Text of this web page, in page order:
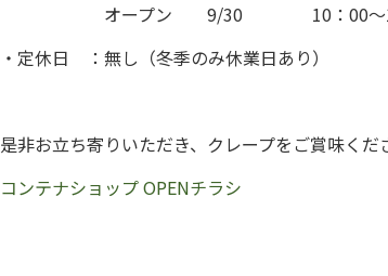
オープン 9/30 10：00～
・定休日 ：無し（冬季のみ休業日あり）
是非お立ち寄りいただき、クレープをご賞味くだ
コンテナショップ OPENチラシ